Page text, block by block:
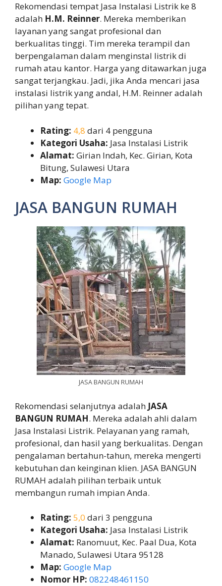
Rekomendasi tempat Jasa Instalasi Listrik ke 8
adalah H.M. Reinner. Mereka memberikan
layanan yang sangat profesional dan
berkualitas tinggi. Tim mereka terampil dan
berpengalaman dalam menginstal listrik di
rumah atau kantor. Harga yang ditawarkan juga
sangat terjangkau. Jadi, jika Anda mencari jasa
instalasi listrik yang andal, H.M. Reinner adalah
pilihan yang tepat.
Rating: 4,8 dari 4 pengguna
Kategori Usaha: Jasa Instalasi Listrik
Alamat: Girian Indah, Kec. Girian, Kota
Bitung, Sulawesi Utara
Map: Google Map
JASA BANGUN RUMAH
JASA BANGUN RUMAH
Rekomendasi selanjutnya adalah JASA
BANGUN RUMAH. Mereka adalah ahli dalam
Jasa Instalasi Listrik. Pelayanan yang ramah,
profesional, dan hasil yang berkualitas. Dengan
pengalaman bertahun-tahun, mereka mengerti
kebutuhan dan keinginan klien. JASA BANGUN
RUMAH adalah pilihan terbaik untuk
membangun rumah impian Anda.
Rating: 5,0 dari 3 pengguna
Kategori Usaha: Jasa Instalasi Listrik
Alamat: Ranomuut, Kec. Paal Dua, Kota
Manado, Sulawesi Utara 95128
Map: Google Map
Nomor HP: 082248461150